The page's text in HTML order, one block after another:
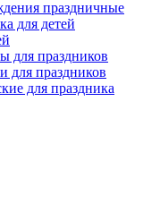
праздничные
для детей
для праздников
для праздников
для праздника